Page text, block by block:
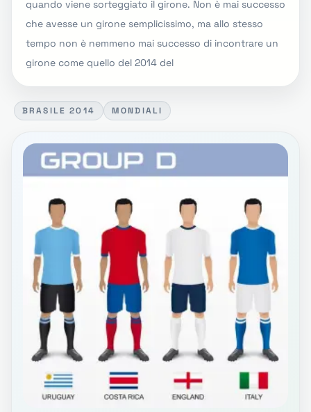
quando viene sorteggiato il girone. Non è mai successo
che avesse un girone semplicissimo, ma allo stesso
tempo non è nemmeno mai successo di incontrare un
girone come quello del 2014 del
BRASILE 2014 MONDIALI